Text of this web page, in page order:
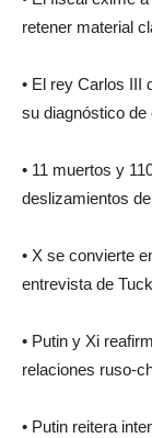
retener material
• El rey Carlos III
su diagnóstico de
• 11 muertos y
deslizamientos
• X se convierte
entrevista de
• Putin y Xi
relaciones ruso-
• Putin reitera